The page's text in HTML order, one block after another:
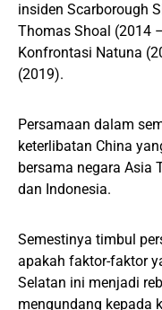
insiden Scarborough
Thomas Shoal (2014
Konfrontasi Natuna
(2019).
Persamaan dalam
keterlibatan China
bersama negara Asia
dan Indonesia.
Semestinya timbul
apakah faktor-faktor
Selatan ini menjadi
mengundang kepada